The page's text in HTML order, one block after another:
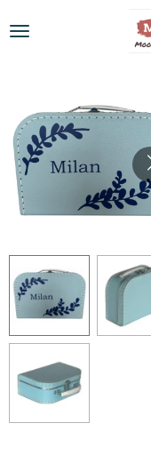
hoofdinhoud